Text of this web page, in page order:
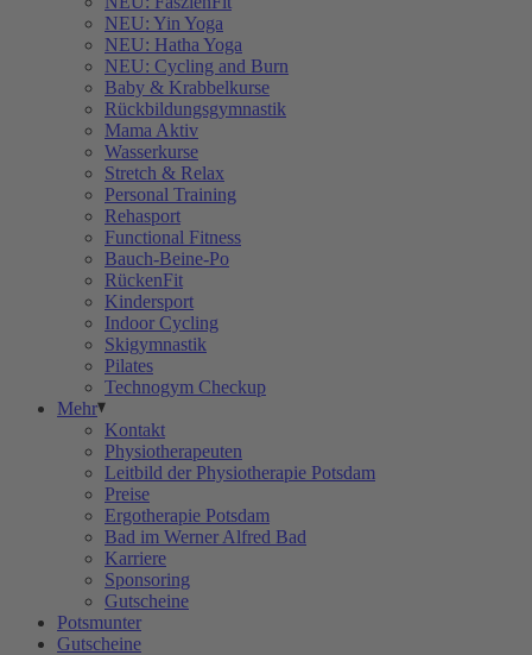
NEU: Yin Yoga
NEU: Hatha Yoga
NEU: Cycling and Burn
Baby & Krabbelkurse
Rückbildungsgymnastik
Mama Aktiv
Wasserkurse
Stretch & Relax
Personal Training
Rehasport
Functional Fitness
Bauch-Beine-Po
RückenFit
Kindersport
Indoor Cycling
Skigymnastik
Pilates
Technogym Checkup
Mehr
Kontakt
Physiotherapeuten
Leitbild der Physiotherapie Potsdam
Preise
Ergotherapie Potsdam
Bad im Werner Alfred Bad
Karriere
Sponsoring
Gutscheine
Potsmunter
Gutscheine